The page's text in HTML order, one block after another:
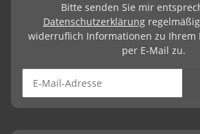
Bitte senden Sie mir
Datenschutzerklärung
widerruflich Informationen zu Ihrem
per E-Mail zu.